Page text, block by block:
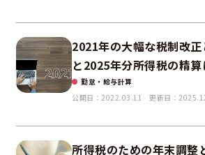
2021年の大幅な税制改
と2025年分所得税の精
勤怠・給与計算
公開日：2022.03.11
更新日：
所得税のための年末調整